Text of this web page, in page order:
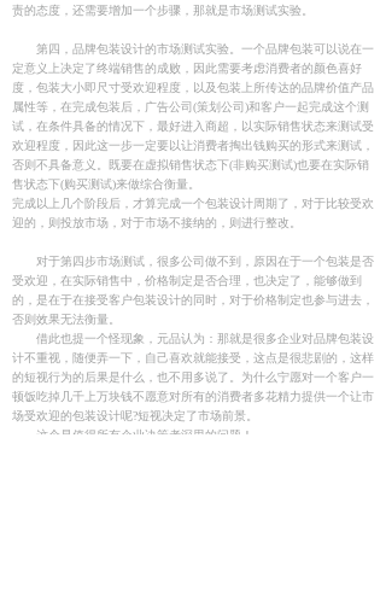
责的态度，还需要增加一个步骤，那就是市场测试实验。
第四，品牌包装设计的市场测试实验。一个品牌包装可以说在一
定意义上决定了终端销售的成败，因此需要考虑消费者的颜色喜好
度，包装大小即尺寸受欢迎程度，以及包装上所传达的品牌价值产品
属性等，在完成包装后，广告公司(策划公司)和客户一起完成这个测
试，在条件具备的情况下，最好进入商超，以实际销售状态来测试受
欢迎程度，因此这一步一定要以让消费者掏出钱购买的形式来测试，
否则不具备意义。既要在虚拟销售状态下(非购买测试)也要在实际销
售状态下(购买测试)来做综合衡量。
完成以上几个阶段后，才算完成一个包装设计周期了，对于比较受欢
迎的，则投放市场，对于市场不接纳的，则进行整改。
对于第四步市场测试，很多公司做不到，原因在于一个包装是否
受欢迎，在实际销售中，价格制定是否合理，也决定了，能够做到
的，是在于在接受客户包装设计的同时，对于价格制定也参与进去，
否则效果无法衡量。
借此也提一个怪现象，元品认为：那就是很多企业对品牌包装设
计不重视，随便弄一下，自己喜欢就能接受，这点是很悲剧的，这样
的短视行为的后果是什么，也不用多说了。为什么宁愿对一个客户一
顿饭吃掉几千上万块钱不愿意对所有的消费者多花精力提供一个让市
场受欢迎的包装设计呢?短视决定了市场前景。
这个是值得所有企业决策者深思的问题！